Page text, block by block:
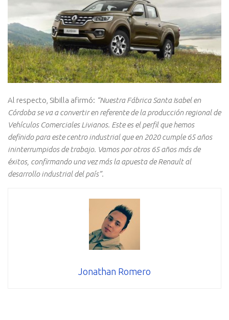
Al respecto, Sibilla afirmó: “Nuestra Fábrica Santa Isabel en
Córdoba se va a convertir en referente de la producción regional de
Vehículos Comerciales Livianos. Este es el perfil que hemos
definido para este centro industrial que en 2020 cumple 65 años
ininterrumpidos de trabajo. Vamos por otros 65 años más de
éxitos, confirmando una vez más la apuesta de Renault al
desarrollo industrial del país”.
Jonathan Romero